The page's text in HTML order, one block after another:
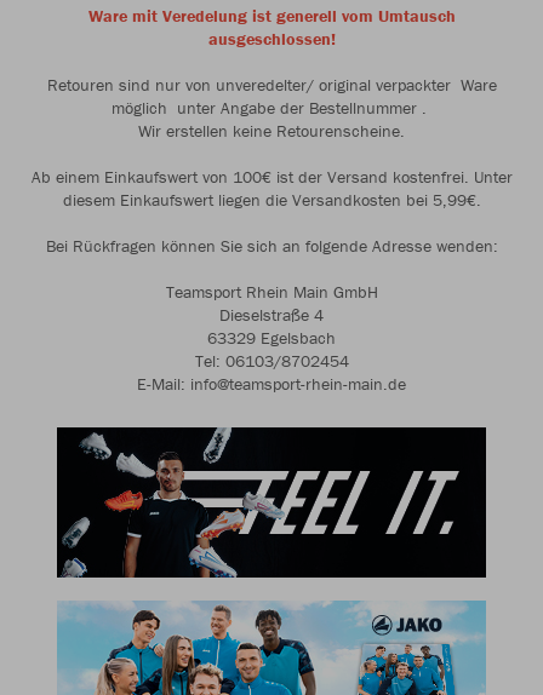
Ware mit Veredelung ist generell vom Umtausch
ausgeschlossen!
Retouren sind nur von unveredelter/ original verpackter Ware
möglich unter Angabe der Bestellnummer .
Wir erstellen keine Retourenscheine.
Ab einem Einkaufswert von 100€ ist der Versand kostenfrei. Unter
diesem Einkaufswert liegen die Versandkosten bei 5,99€.
Bei Rückfragen können Sie sich an folgende Adresse wenden:
Teamsport Rhein Main GmbH
Dieselstraße 4
63329 Egelsbach
Tel: 06103/8702454
E-Mail: info@teamsport-rhein-main.de